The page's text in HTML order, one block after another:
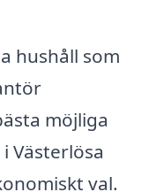
hushåll som
möjliga
Västerlösa
val.